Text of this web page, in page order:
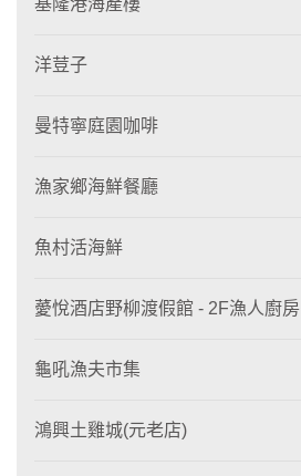
洋荳子
曼特寧庭園咖啡
漁家鄉海鮮餐廳
魚村活海鮮
薆悅酒店野柳渡假館 - 2F漁人廚房
龜吼漁夫市集
鴻興土雞城(元老店)